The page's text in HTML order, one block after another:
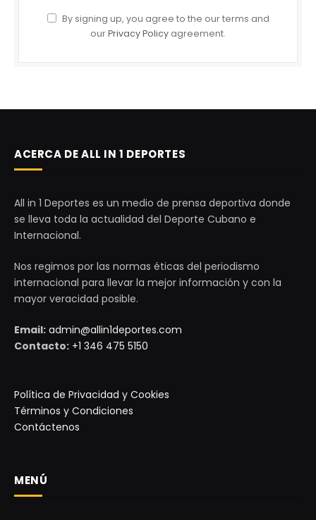
By signing up, you agree to the our terms and
ourPrivacy Policy agreement.
ACERCA DE ALL IN 1 DEPORTES
All in 1 Deportes es un medio de prensa deportiva donde
se lleva toda la actualidad del Deporte Cubano e
Internacional.
Nos regimos por las normas éticas del periodismo
internacional para llevar la mejor información y con la
mayor veracidad posible.
Email: admin@allin1deportes.com
Contacto: +1 346 475 5150
Política de Privacidad y Cookies
Términos y Condiciones
Contáctenos
MENÚ